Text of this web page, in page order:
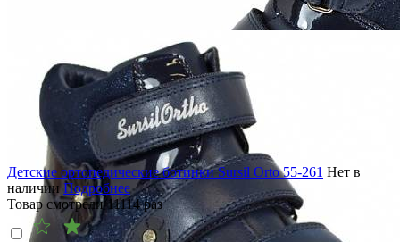
Детские ортопедические ботинки Sursil Orto 55-261 Нет в
наличии Подробнее
Товар смотрели11114раз